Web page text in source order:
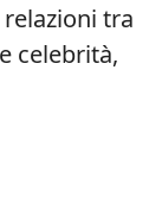
tra
celebrità,